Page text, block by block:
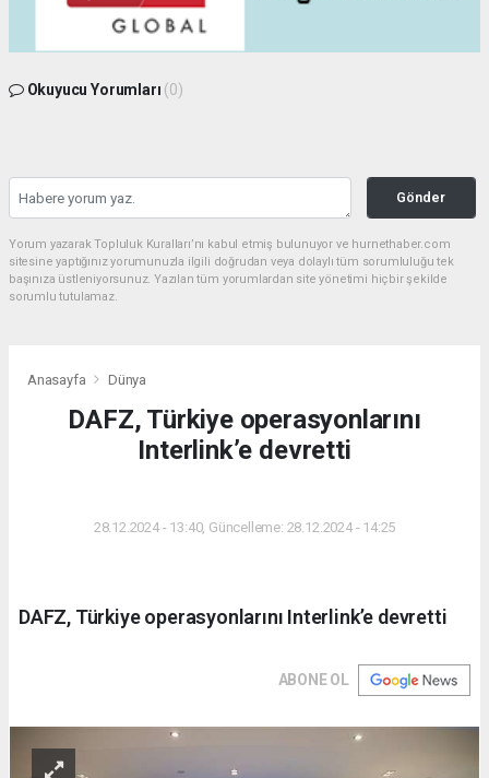
Okuyucu Yorumları (0)
Gönder
Yorum yazarak Topluluk Kuralları’nı kabul etmiş bulunuyor ve hurnethaber.com
sitesine yaptığınız yorumunuzla ilgili doğrudan veya dolaylı tüm sorumluluğu tek
başınıza üstleniyorsunuz. Yazılan tüm yorumlardan site yönetimi hiçbir şekilde
sorumlu tutulamaz.
Anasayfa Dünya
DAFZ, Türkiye operasyonlarını
Interlink’e devretti
28.12.2024 - 13:40, Güncelleme: 28.12.2024 - 14:25
DAFZ, Türkiye operasyonlarını Interlink’e devretti
ABONE OL